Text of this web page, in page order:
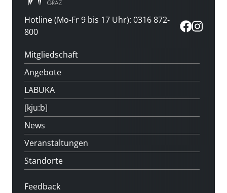
Hotline (Mo-Fr 9 bis 17 Uhr): 0316 872-
800
Mitgliedschaft
Angebote
LABUKA
[kju:b]
News
Veranstaltungen
Standorte
Feedback